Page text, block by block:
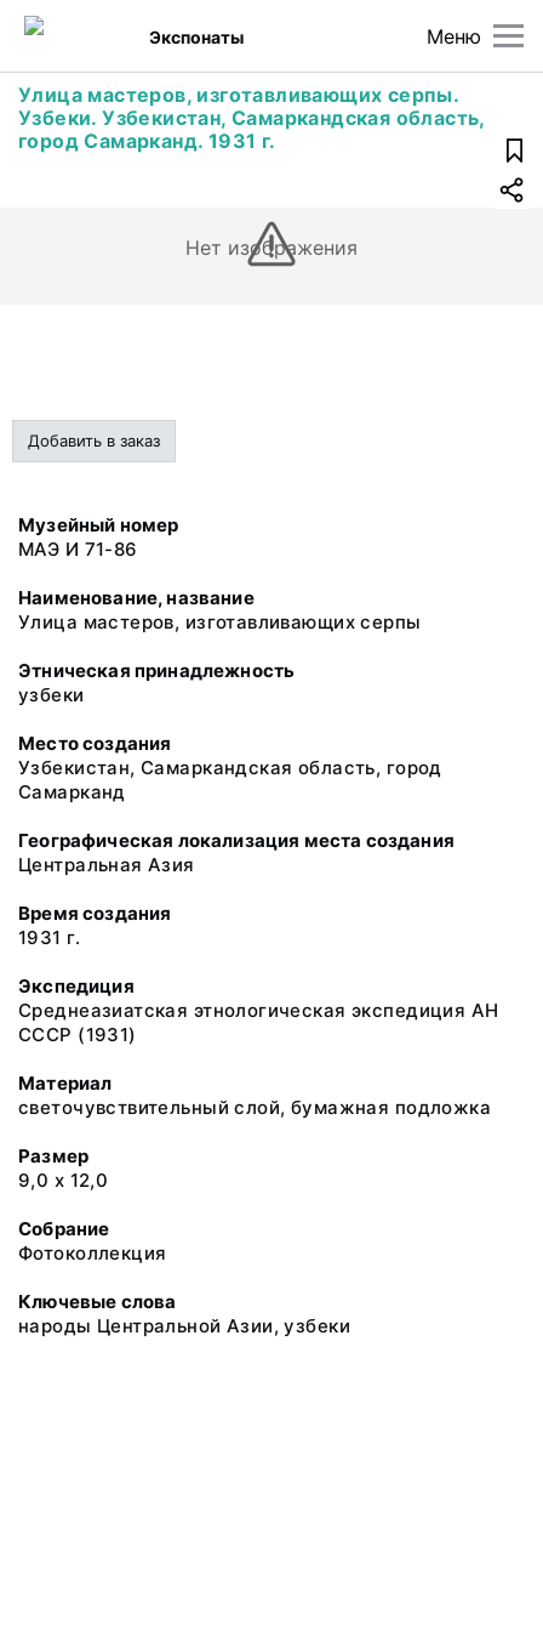
Меню
Экспонаты
Улица мастеров, изготавливающих серпы.
Узбеки. Узбекистан, Самаркандская область,
город Самарканд. 1931 г.
Нет изображения
Добавить в заказ
Музейный номер
МАЭ И 71-86
Наименование, название
Улица мастеров, изготавливающих серпы
Этническая принадлежность
узбеки
Место создания
Узбекистан, Самаркандская область, город
Самарканд
Географическая локализация места создания
Центральная Азия
Время создания
1931 г.
Экспедиция
Среднеазиатская этнологическая экспедиция АН
СССР (1931)
Материал
светочувствительный слой, бумажная подложка
Размер
9,0 х 12,0
Собрание
Фотоколлекция
Ключевые слова
народы Центральной Азии, узбеки